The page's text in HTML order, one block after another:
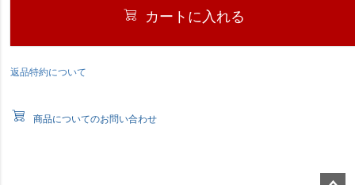
カートに入れる
返品特約について
商品についてのお問い合わせ